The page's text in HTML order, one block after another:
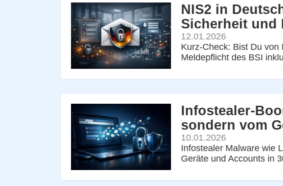
NIS2 in
Sicherheit und
12.01.2026
Kurz-Check: Bist Du
Meldepflicht des BSI
Infostealer-
sondern vom
10.01.2026
Infostealer Malware wie
Geräte und Accounts in